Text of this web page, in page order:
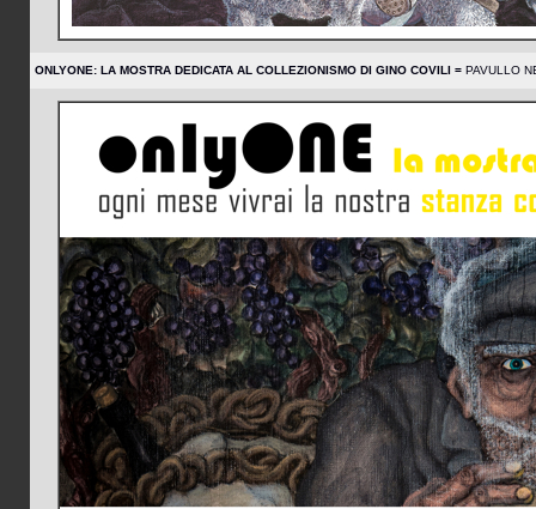
ONLYONE: LA MOSTRA DEDICATA AL COLLEZIONISMO DI GINO COVILI = PAVULLO